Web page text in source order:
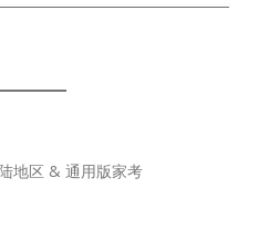
地区 & 通用版家考